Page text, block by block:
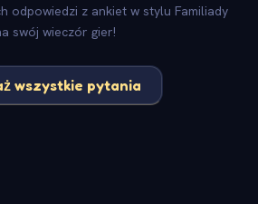
odpowiedzi z ankiet w stylu Familiady
swój wieczór gier!
wszystkie pytania